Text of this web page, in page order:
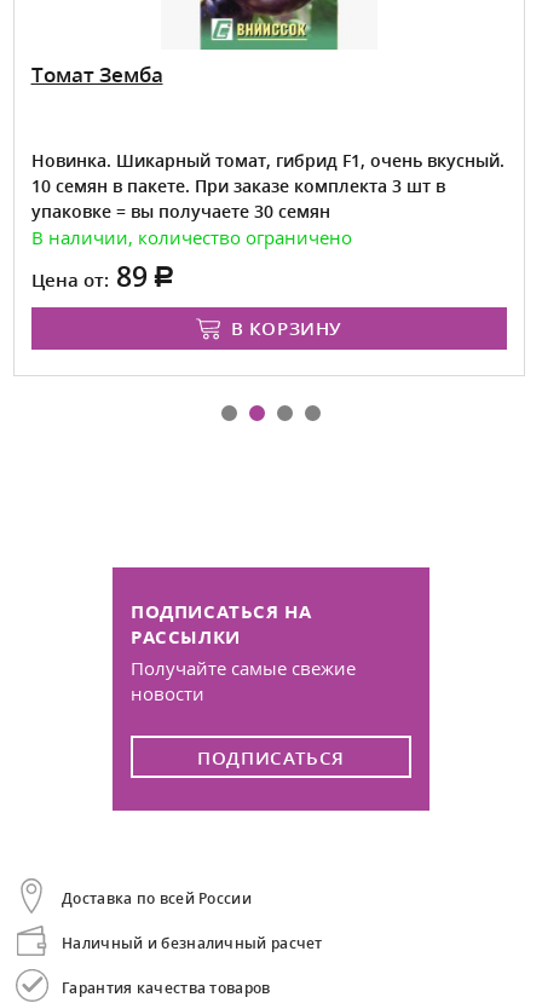
Томат Земба
Новинка. Шикарный томат, гибрид F1, очень вкусный.
10 семян в пакете. При заказе комплекта 3 шт в
упаковке = вы получаете 30 семян
В наличии, количество ограничено
Цена от: 89
В КОРЗИНУ
ПОДПИСАТЬСЯ НА
РАССЫЛКИ
Получайте самые свежие
новости
ПОДПИСАТЬСЯ
Доставка по всей России
Наличный и безналичный расчет
Гарантия качества товаров